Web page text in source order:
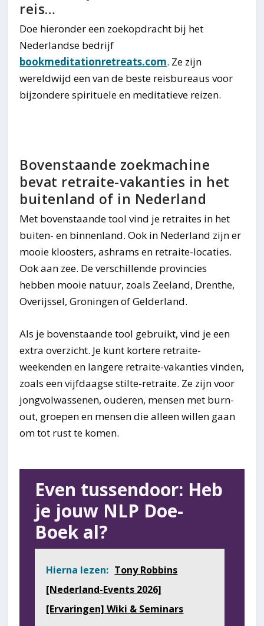
reis…
Doe hieronder een zoekopdracht bij het
Nederlandse bedrijf
bookmeditationretreats.com. Ze zijn
wereldwijd een van de beste reisbureaus voor
bijzondere spirituele en meditatieve reizen.
Bovenstaande zoekmachine
bevat retraite-vakanties in het
buitenland of in Nederland
Met bovenstaande tool vind je retraites in het
buiten- en binnenland. Ook in Nederland zijn er
mooie kloosters, ashrams en retraite-locaties.
Ook aan zee. De verschillende provincies
hebben mooie natuur, zoals Zeeland, Drenthe,
Overijssel, Groningen of Gelderland.
Als je bovenstaande tool gebruikt, vind je een
extra overzicht. Je kunt kortere retraite-
weekenden en langere retraite-vakanties vinden,
zoals een vijfdaagse stilte-retraite. Ze zijn voor
jongvolwassenen, ouderen, mensen met burn-
out, groepen en mensen die alleen willen gaan
om tot rust te komen.
Even tussendoor: Heb
je jouw NLP Doe-
Boek al?
Hierna lezen: Tony Robbins
[Nederland-Events 2026]
[Ervaringen] Wiki & Seminars